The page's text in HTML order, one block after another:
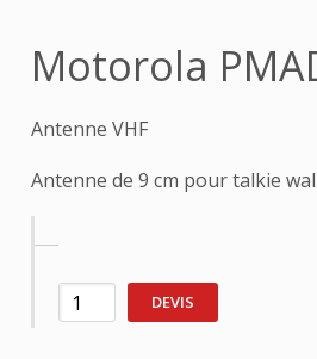
Motorola
Antenne VHF
Antenne de 9 cm pour talkie
DEVIS